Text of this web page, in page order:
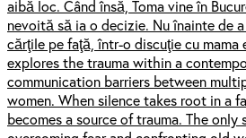
aibă loc. Când însă, Toma vine în
nevoită să ia o decizie. Nu înainte de
cărţile pe faţă, într-o discuţie cu mama
explores the trauma within a
communication barriers between
women. When silence takes root in a
becomes a source of trauma. The only